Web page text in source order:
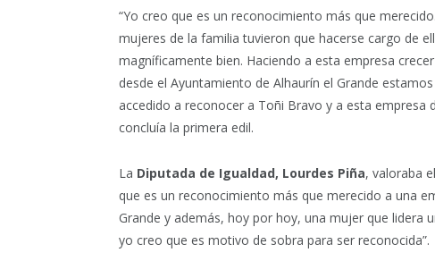
“Yo creo que es un reconocimiento más que
mujeres de la familia tuvieron que hacerse cargo de
magníficamente bien. Haciendo a esta empresa
desde el Ayuntamiento de Alhaurín el Grande
accedido a reconocer a Toñi Bravo y a esta empresa
concluía la primera edil.
La Diputada de Igualdad, Lourdes Piña, valoraba
que es un reconocimiento más que merecido a una
Grande y además, hoy por hoy, una mujer que lidera
yo creo que es motivo de sobra para ser reconocida”.